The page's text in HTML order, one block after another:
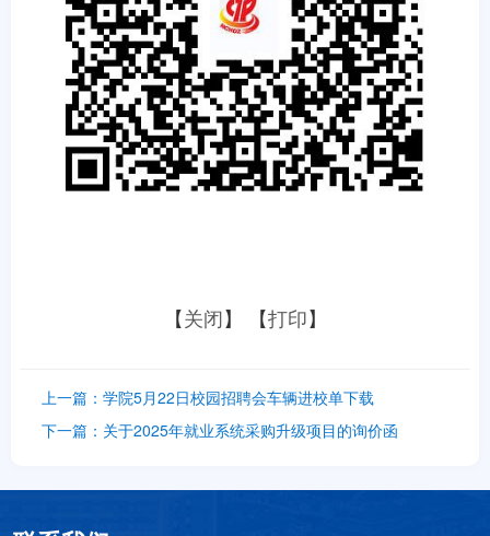
【 关闭 】 【打印 】
上一篇： 学院5月22日校园招聘会车辆进校单下载
下一篇： 关于2025年就业系统采购升级项目的询价函